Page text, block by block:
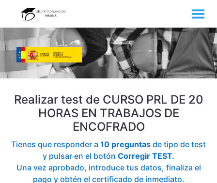
Realizar test de CURSO PRL DE 20
HORAS EN TRABAJOS DE
ENCOFRADO
Tienes que responder a 10 preguntas de tipo de test
y pulsar en el botón Corregir TEST.
Una vez aprobado, introduce tus datos, finaliza el
pago y obtén el certificado de inmediato.